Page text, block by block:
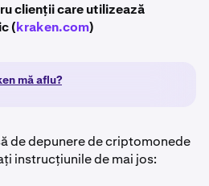
clienții care utilizează
(kraken.com)
mă aflu?
de depunere de criptomonede
instrucțiunile de mai jos: